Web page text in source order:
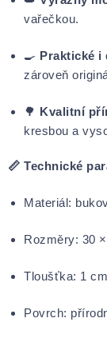
vařečkou.
🍳 Praktické i
zároveň
🌳 Kvalitní
kresbou a
📏 Technické
Materiál:
Rozměry: 30
Tloušťka: 1 cm
Povrch: